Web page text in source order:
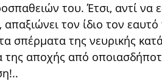
του. Έτσι, αντί να
τον ίδιο τον εαυτό
σπέρματα της νευρικής
της αποχής από